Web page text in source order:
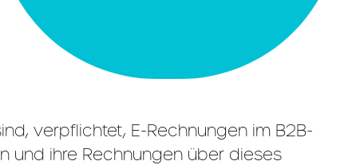
verpflichtet, E-Rechnungen im B2B-
und ihre Rechnungen über dieses